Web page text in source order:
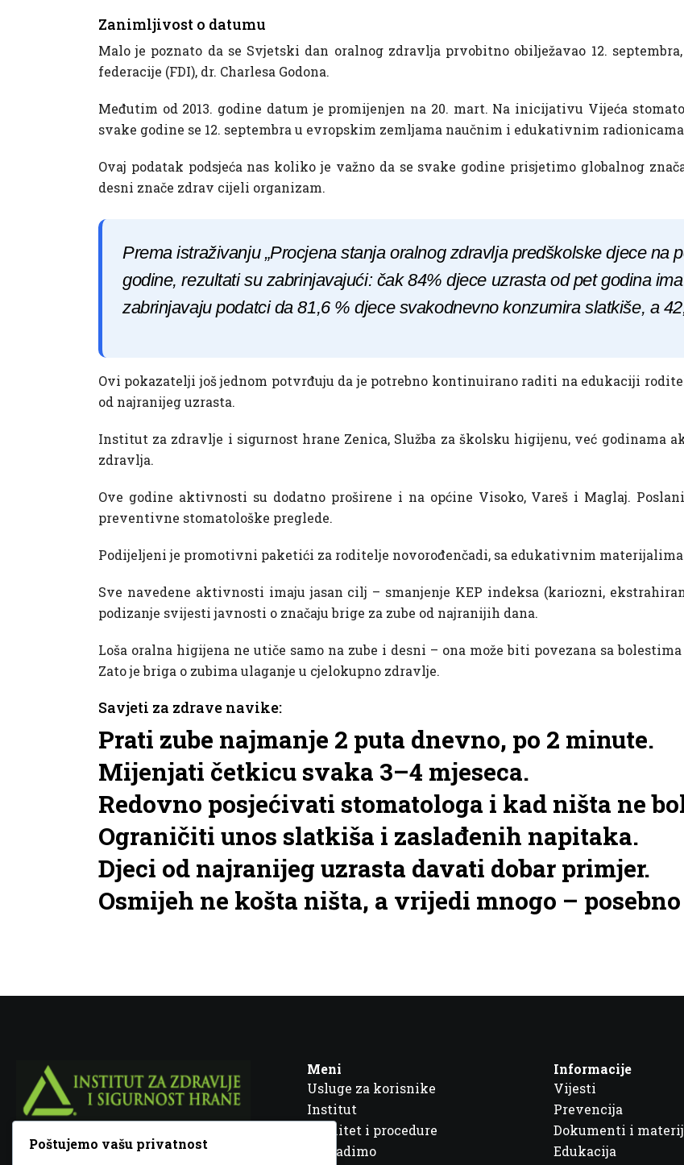
Zanimljivost o datumu
Malo je poznato da se Svjetski dan oralnog zdravlja prvobitno obilježavao 12.
federacije (FDI), dr. Charlesa Godona.
Međutim od 2013. godine datum je promijenjen na 20. mart. Na inicijativu Vijeća
svake godine se 12. septembra u evropskim zemljama naučnim i edukativnim
Ovaj podatak podsjeća nas koliko je važno da se svake godine prisjetimo globalnog
desni znače zdrav cijeli organizam.
Prema istraživanju „Procjena stanja oralnog zdravlja predškolske djece na
godine, rezultati su zabrinjavajući: čak 84% djece uzrasta od pet godina
zabrinjavaju podatci da 81,6 % djece svakodnevno konzumira slatkiše, a
Ovi pokazatelji još jednom potvrđuju da je potrebno kontinuirano raditi na edukaciji
od najranijeg uzrasta.
Institut za zdravlje i sigurnost hrane Zenica, Služba za školsku higijenu, već godinama
zdravlja.
Ove godine aktivnosti su dodatno proširene i na općine Visoko, Vareš i Maglaj.
preventivne stomatološke preglede.
Podijeljeni je promotivni paketići za roditelje novorođenčadi, sa edukativnim
Sve navedene aktivnosti imaju jasan cilj – smanjenje KEP indeksa (kariozni,
podizanje svijesti javnosti o značaju brige za zube od najranijih dana.
Loša oralna higijena ne utiče samo na zube i desni – ona može biti povezana sa
Zato je briga o zubima ulaganje u cjelokupno zdravlje.
Savjeti za zdrave navike:
Prati zube najmanje 2 puta dnevno, po 2 minute.
Mijenjati četkicu svaka 3–4 mjeseca.
Redovno posjećivati stomatologa i kad ništa ne
Ograničiti unos slatkiša i zaslađenih napitaka.
Djeci od najranijeg uzrasta davati dobar primjer.
Osmijeh ne košta ništa, a vrijedi mnogo –
Fra Ivana Jukića br. 2, 72000 Zenica, BiH
Meni
Usluge za korisnike
Institut
Kvalitet i procedure
Šta radimo
Informacije
Vijesti
Prevencija
Dokumenti i
Edukacija
Poštujemo vašu privatnost